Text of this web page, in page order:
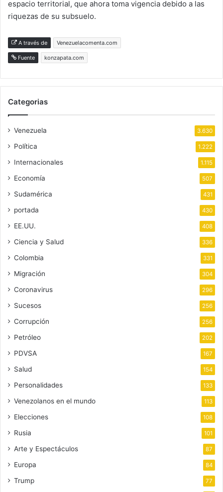
espacio territorial, que ahora toma vigencia debido a las
riquezas de su subsuelo.
A través de Venezuelacomenta.com
Fuente konzapata.com
Categorias
Venezuela 3.630
Política 1.222
Internacionales 1.115
Economía 507
Sudamérica 431
portada 430
EE.UU. 408
Ciencia y Salud 336
Colombia 331
Migración 304
Coronavirus 296
Sucesos 256
Corrupción 256
Petróleo 202
PDVSA 167
Salud 154
Personalidades 133
Venezolanos en el mundo 113
Elecciones 108
Rusia 101
Arte y Espectáculos 87
Europa 84
Trump 77